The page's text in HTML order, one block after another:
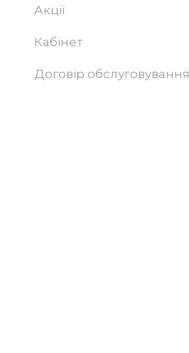
Акції
Кабінет
Договір обслуговування